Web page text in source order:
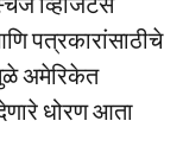
पत्रकारांसाठीचे
अमेरिकेत
धोरण आता